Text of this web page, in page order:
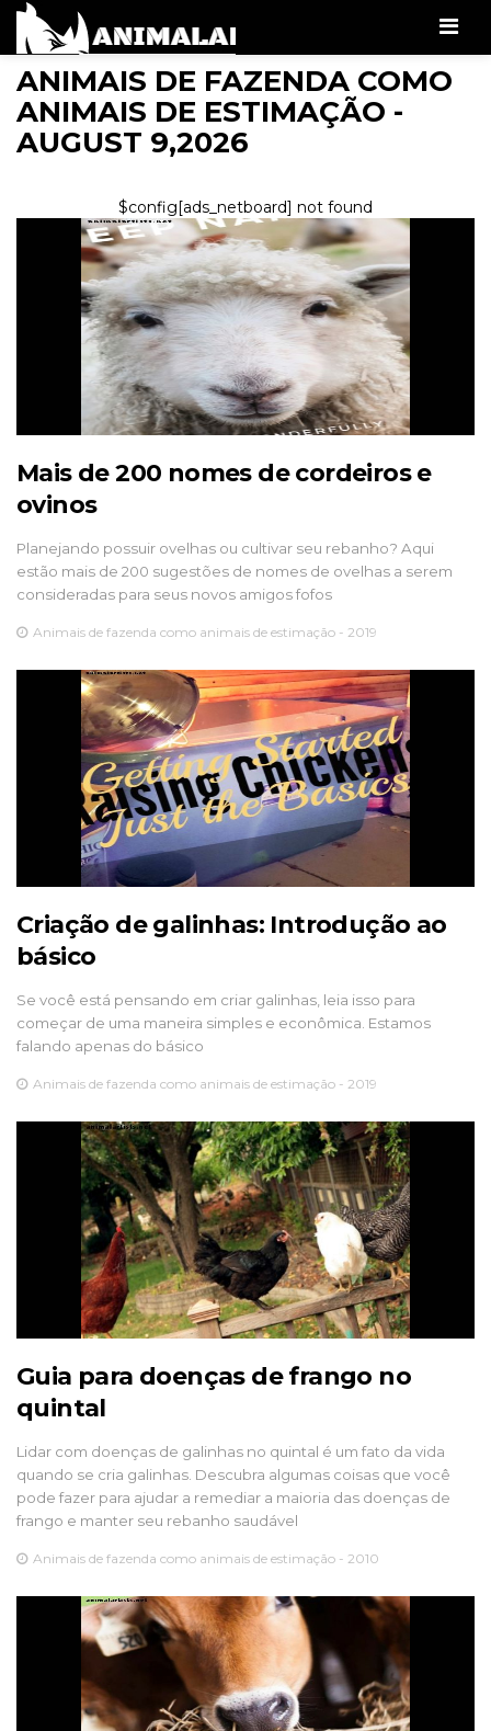
ANIMAIS DE FAZENDA COMO
ANIMAIS DE ESTIMAÇÃO -
AUGUST 9,2026
$config[ads_netboard] not found
Mais de 200 nomes de cordeiros e
ovinos
Planejando possuir ovelhas ou cultivar seu rebanho? Aqui
estão mais de 200 sugestões de nomes de ovelhas a serem
consideradas para seus novos amigos fofos
Animais de fazenda como animais de estimação - 2019
Criação de galinhas: Introdução ao
básico
Se você está pensando em criar galinhas, leia isso para
começar de uma maneira simples e econômica. Estamos
falando apenas do básico
Animais de fazenda como animais de estimação - 2019
Guia para doenças de frango no
quintal
Lidar com doenças de galinhas no quintal é um fato da vida
quando se cria galinhas. Descubra algumas coisas que você
pode fazer para ajudar a remediar a maioria das doenças de
frango e manter seu rebanho saudável
Animais de fazenda como animais de estimação - 2010